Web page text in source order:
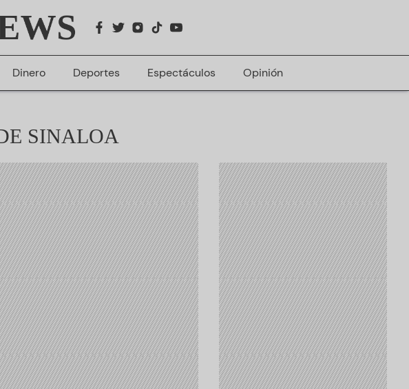
Dinero Deportes Espectáculos Opinión
SINALOA